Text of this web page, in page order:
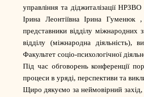
управління та діджиталізації
Ірина ЛеонтіївнаІрина Гуменюк,
представники відділу міжнародних
відділу (міжнародна діяльність),
Факультет соціо-психологічної
Під час обговорень конференції
процеси в уряді, перспективи та
Щиро дякуємо за неймовірний захід,